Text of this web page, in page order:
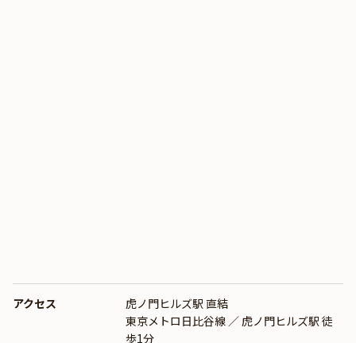
アクセス
虎ノ門ヒルズ駅 直結
東京メトロ日比谷線 ／ 虎ノ門ヒルズ駅 徒
歩1分